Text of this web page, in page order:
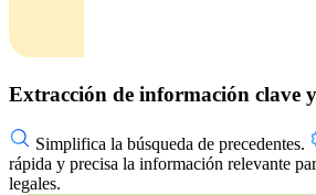
Extracción de información clave
Simplifica la búsqueda de precedentes.
rápida y precisa la información relevante
legales.